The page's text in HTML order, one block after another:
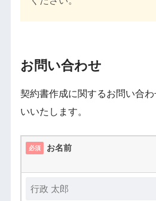
お問い合わせ
契約書作成に関するお問い合
いいたします。
必須 お名前